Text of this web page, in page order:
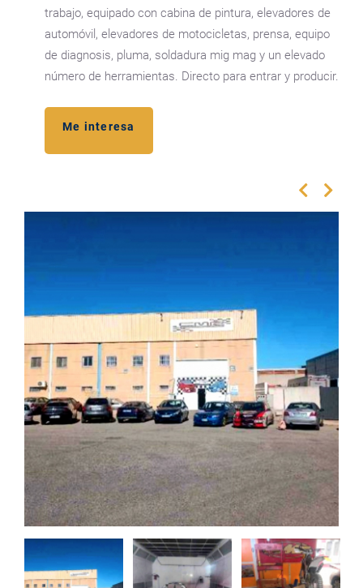
trabajo, equipado con cabina de pintura, elevadores de
automóvil, elevadores de motocicletas, prensa, equipo
de diagnosis, pluma, soldadura mig mag y un elevado
número de herramientas. Directo para entrar y producir.
Me interesa